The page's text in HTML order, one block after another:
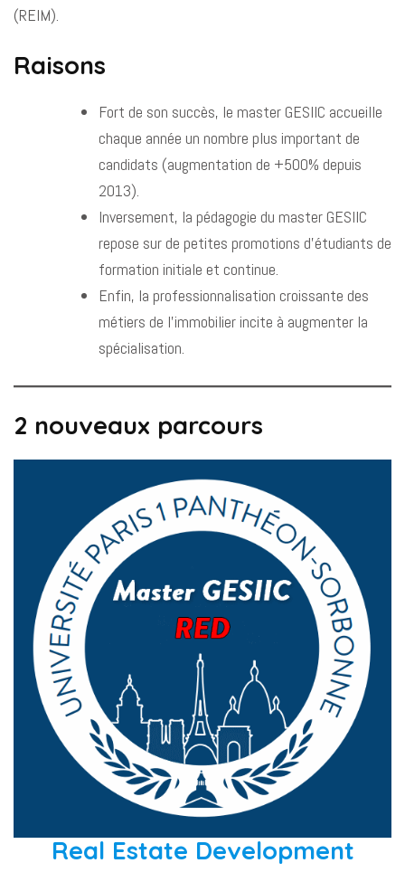
(REIM).
Raisons
Fort de son succès, le master GESIIC accueille
chaque année un nombre plus important de
candidats (augmentation de +500% depuis
2013).
Inversement, la pédagogie du master GESIIC
repose sur de petites promotions d’étudiants de
formation initiale et continue.
Enfin, la professionnalisation croissante des
métiers de l’immobilier incite à augmenter la
spécialisation.
2 nouveaux parcours
Real Estate Development